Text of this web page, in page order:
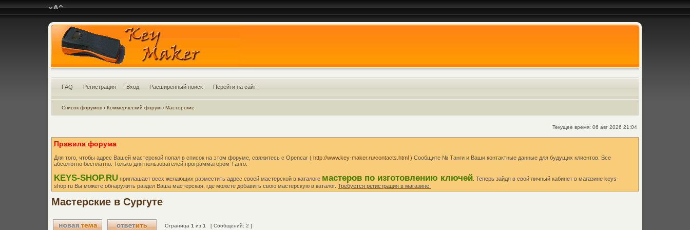
FAQ Регистрация Вход Расширенный поиск Перейти на сайт
Список форумов ‹ Коммерческий форум ‹ Мастерские
Текущее время: 06 авг 2026 21:04
Правила форума
Для того, чтобы адрес Вашей мастерской попал в список на этом форуме, свяжитесь с Opencar (http://www.key-maker.ru/contacts.html ) Сообщите № Танги и Ваши контактные данные для будущих клиентов. Все
абсолютно бесплатно. Только для пользователей программатором Танго.
KEYS-SHOP.RU приглашает всех желающих разместить адрес своей мастерской в каталоге мастеров по изготовлению ключей . Теперь зайдя в свой личный кабинет в магазине keys-
shop.ru Вы можете обнаружить раздел Ваша мастерская, где можете добавить свою мастерскую в каталог.Требуется регистрация в магазине.
Мастерские в Сургуте
Страница1 из1 [ Сообщений: 2 ]